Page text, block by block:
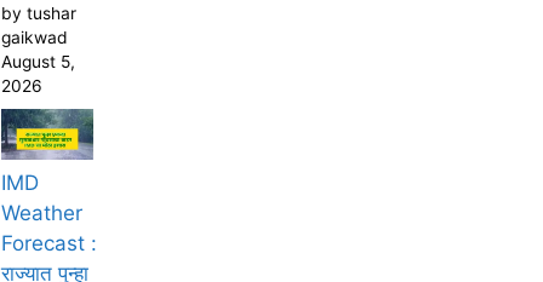
by tushar
gaikwad
August 5,
2026
IMD
Weather
Forecast :
राज्यात पुन्हा